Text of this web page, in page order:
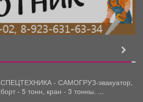
СПЕЦТЕХНИКА - САМОГРУЗ-эвакуатор,
борт - 5 тонн, кран - 3 тонны. ...